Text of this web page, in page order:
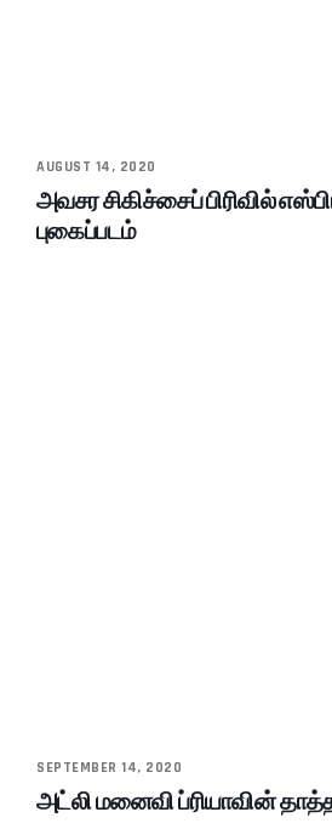
AUGUST 14, 2020
அவசர சிகிச்சைப் பிரிவில்
புகைப்படம்
SEPTEMBER 14, 2020
அட்லி மனைவி ப்ரியாவின்